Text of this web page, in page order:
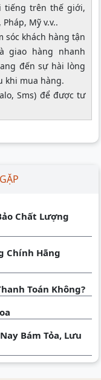
tiếng trên thế giới,
Mỹ v.v..
sóc khách hàng tận
giao hàng nhanh
đến sự hài lòng
khi mua hàng.
Sms) để được tư
Chất Lượng
Chính Hãng
Toán Không?
Bám Tỏa, Lưu